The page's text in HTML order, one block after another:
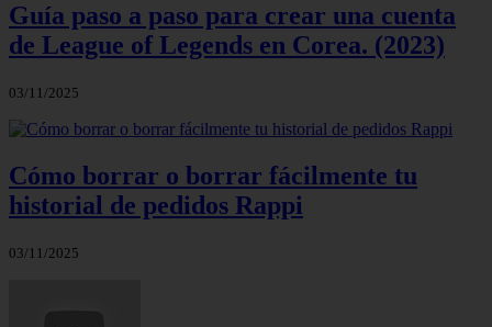
Guía paso a paso para crear una cuenta
de League of Legends en Corea. (2023)
03/11/2025
Cómo borrar o borrar fácilmente tu
historial de pedidos Rappi
03/11/2025